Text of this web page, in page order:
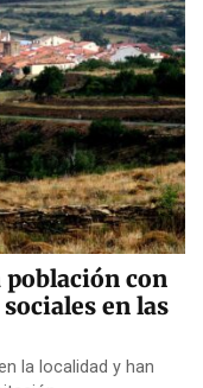
población con
en las
la localidad y han